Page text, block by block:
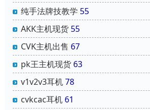
纯手法牌技教学 55
AKK主机现货 55
CVK主机出售 67
pk王主机现货 63
v1v2v3耳机78
cvkcac耳机 61